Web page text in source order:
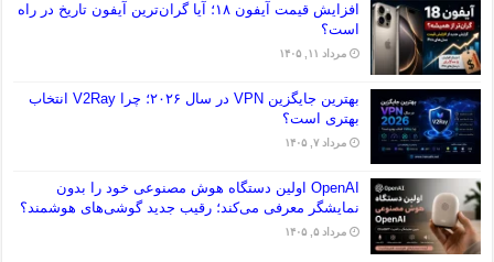
افزایش قیمت آیفون ۱۸؛ آیا گران‌ترین آیفون تاریخ در راه
است؟
مرداد ۱۱, ۱۴۰۵
بهترین جایگزین VPN در سال ۲۰۲۶؛ چرا V2Ray انتخاب
بهتری است؟
مرداد ۷, ۱۴۰۵
OpenAI اولین دستگاه هوش مصنوعی خود را بدون
نمایشگر معرفی می‌کند؛ رقیب جدید گوشی‌های هوشمند؟
مرداد ۵, ۱۴۰۵